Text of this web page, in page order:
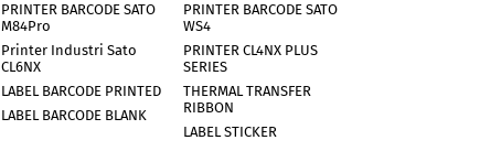
PRINTER BARCODE SATO
M84Pro
PRINTER BARCODE SATO
WS4
Printer Industri Sato
CL6NX
PRINTER CL4NX PLUS
SERIES
LABEL BARCODE PRINTED
THERMAL TRANSFER
RIBBON
LABEL BARCODE BLANK
LABEL STICKER